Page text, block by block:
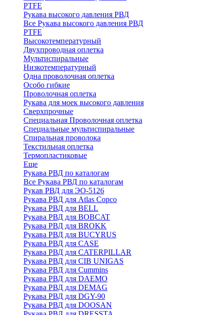
PTFE
Рукава высокого давления РВД
Все Рукава высокого давления РВД
PTFE
Высокотемпературный
Двухпроводная оплетка
Мультиспиральные
Низкотемпературный
Одна проволочная оплетка
Особо гибкие
Проволочная оплетка
Рукава для моек высокого давления
Сверхпрочные
Специальная Проволочная оплетка
Специальные мультиспиральные
Спиральная проволока
Текстильная оплетка
Термопластиковые
Еще
Рукава РВД по каталогам
Все Рукава РВД по каталогам
Рукав РВД для ЭО-5126
Рукава РВД для Atlas Copco
Рукава РВД для BELL
Рукава РВД для BOBCAT
Рукава РВД для BROKK
Рукава РВД для BUCYRUS
Рукава РВД для CASE
Рукава РВД для CATERPILLAR
Рукава РВД для CIB UNIGAS
Рукава РВД для Cummins
Рукава РВД для DAEMO
Рукава РВД для DEMAG
Рукава РВД для DGY-90
Рукава РВД для DOOSAN